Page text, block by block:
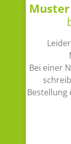
Bei einer
Bestellung